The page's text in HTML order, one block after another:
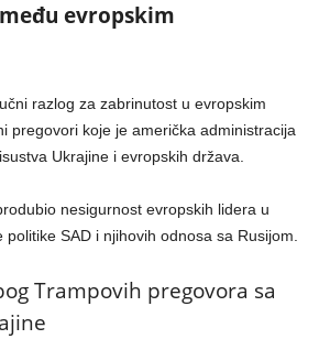
evropskim
razlog za zabrinutost u evropskim
pregovori koje je američka administracija
Ukrajine i evropskih država.
nesigurnost evropskih lidera u
politike SAD i njihovih odnosa sa Rusijom.
Trampovih pregovora sa